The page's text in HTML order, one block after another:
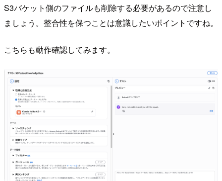
S3バケット側のファイルも削除する必要があるので注意し
ましょう。整合性を保つことは意識したいポイントですね。
こちらも動作確認してみます。